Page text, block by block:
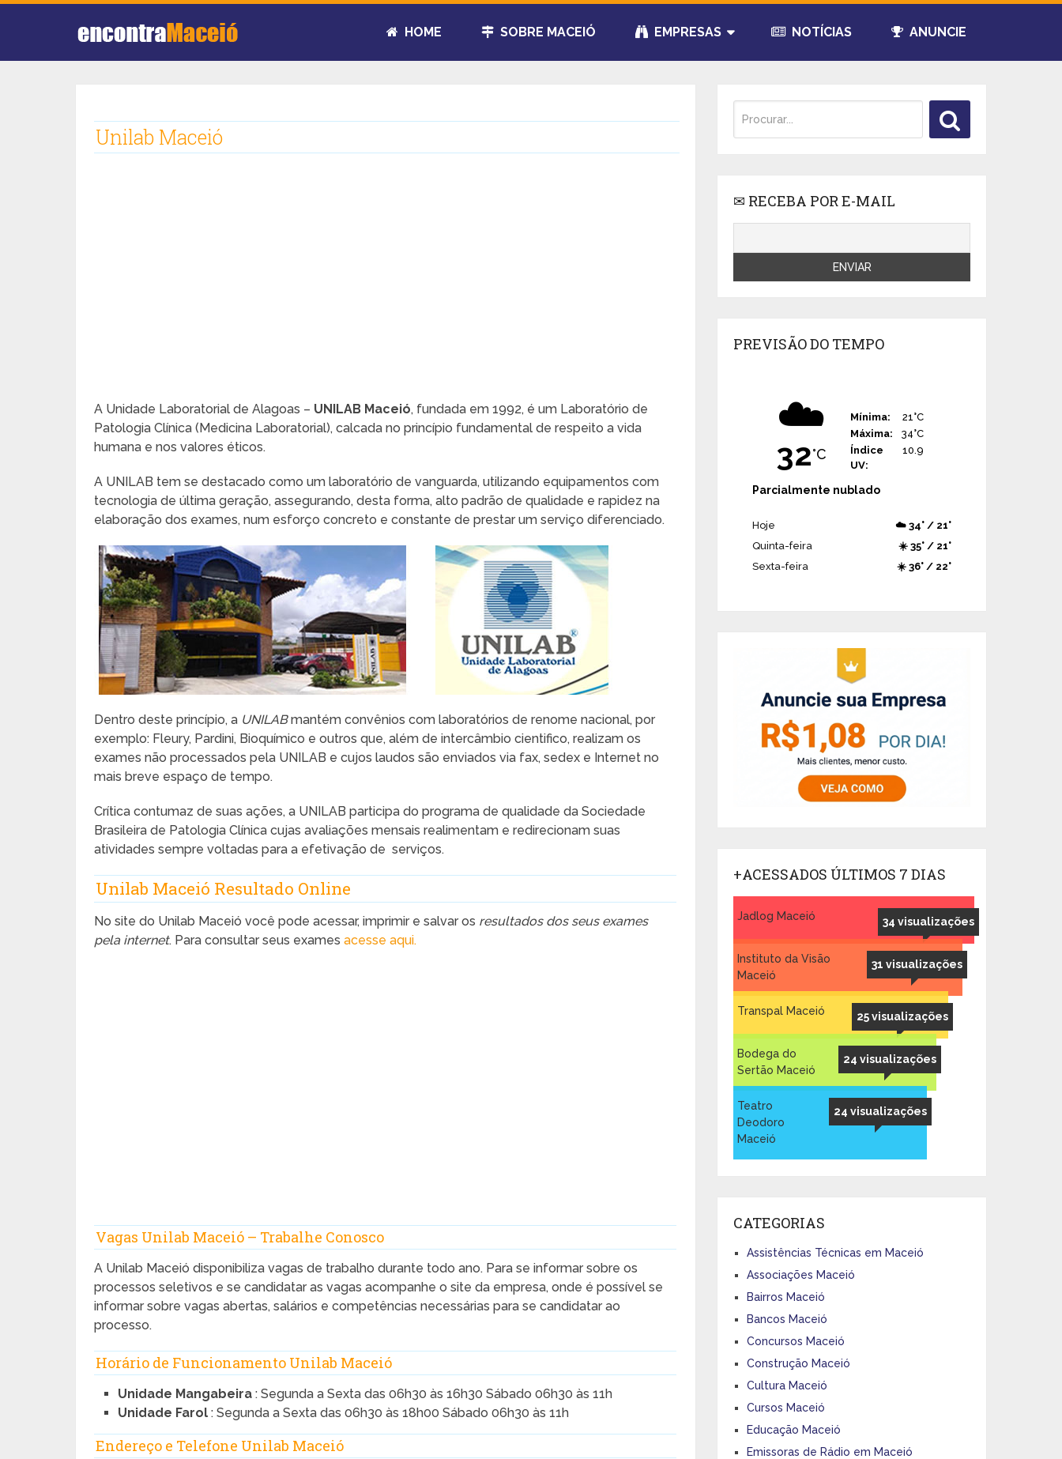
HOME SOBRE MACEIÓ EMPRESAS NOTÍCIAS ANUNCIE
Unilab Maceió
A Unidade Laboratorial de Alagoas – UNILAB Maceió, fundada em 1992, é um Laboratório de
Patologia Clínica (Medicina Laboratorial), calcada no princípio fundamental de respeito a vida
humana e nos valores éticos.
A UNILAB tem se destacado como um laboratório de vanguarda, utilizando equipamentos com
tecnologia de última geração, assegurando, desta forma, alto padrão de qualidade e rapidez na
elaboração dos exames, num esforço concreto e constante de prestar um serviço diferenciado.
Dentro deste princípio, a UNILABmantém convênios com laboratórios de renome nacional, por
exemplo: Fleury, Pardini, Bioquímico e outros que, além de intercâmbio cientifico, realizam os
exames não processados pela UNILAB e cujos laudos são enviados via fax, sedex e Internet no
mais breve espaço de tempo.
Crítica contumaz de suas ações, a UNILAB participa do programa de qualidade da Sociedade
Brasileira de Patologia Clínica cujas avaliações mensais realimentam e redirecionam suas
atividades sempre voltadas para a efetivação de serviços.
Unilab Maceió Resultado Online
No site do Unilab Maceió você pode acessar, imprimir e salvar os resultados dos seus exames
pela internet. Para consultar seus examesacesse aqui.
Vagas Unilab Maceió – Trabalhe Conosco
A Unilab Maceió disponibiliza vagas de trabalho durante todo ano. Para se informar sobre os
processos seletivos e se candidatar as vagas acompanhe o site da empresa, onde é possível se
informar sobre vagas abertas, salários e competências necessárias para se candidatar ao
processo.
Horário de Funcionamento Unilab Maceió
Unidade Mangabeira : Segunda a Sexta das 06h30 às 16h30 Sábado 06h30 às 11h
Unidade Farol: Segunda a Sexta das 06h30 às 18h00 Sábado 06h30 às 11h
Endereço e Telefone Unilab Maceió
✉ RECEBA POR E-MAIL
PREVISÃO DO TEMPO
☁️
32°C
Mínima:
21°C
Máxima:
34°C
Índice
UV:
10.9
Parcialmente nublado
Hoje
☁️ 34° / 21°
Quinta-feira
☀️ 35° / 21°
Sexta-feira
☀️ 36° / 22°
+ACESSADOS ÚLTIMOS 7 DIAS
34 visualizações
Jadlog Maceió
31 visualizações
Instituto da Visão
Maceió
25 visualizações
Transpal Maceió
24 visualizações
Bodega do
Sertão Maceió
24 visualizações
Teatro
Deodoro
Maceió
CATEGORIAS
Assistências Técnicas em Maceió
Associações Maceió
Bairros Maceió
Bancos Maceió
Concursos Maceió
Construção Maceió
Cultura Maceió
Cursos Maceió
Educação Maceió
Emissoras de Rádio em Maceió